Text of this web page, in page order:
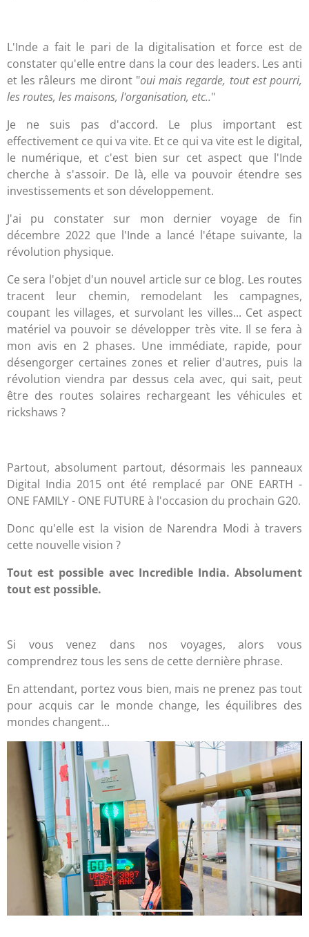
L'Inde a fait le pari de la digitalisation et force est de
constater qu'elle entre dans la cour des leaders. Les anti
et les râleurs me diront "oui mais regarde, tout est pourri,
les routes, les maisons, l'organisation, etc.."
Je ne suis pas d'accord. Le plus important est
effectivement ce qui va vite. Et ce qui va vite est le digital,
le numérique, et c'est bien sur cet aspect que l'Inde
cherche à s'assoir. De là, elle va pouvoir étendre ses
investissements et son développement.
J'ai pu constater sur mon dernier voyage de fin
décembre 2022 que l'Inde a lancé l'étape suivante, la
révolution physique.
Ce sera l'objet d'un nouvel article sur ce blog. Les routes
tracent leur chemin, remodelant les campagnes,
coupant les villages, et survolant les villes... Cet aspect
matériel va pouvoir se développer très vite. Il se fera à
mon avis en 2 phases. Une immédiate, rapide, pour
désengorger certaines zones et relier d'autres, puis la
révolution viendra par dessus cela avec, qui sait, peut
être des routes solaires rechargeant les véhicules et
rickshaws ?
Partout, absolument partout, désormais les panneaux
Digital India 2015 ont été remplacé par ONE EARTH -
ONE FAMILY - ONE FUTURE à l'occasion du prochain G20.
Donc qu'elle est la vision de Narendra Modi à travers
cette nouvelle vision ?
Tout est possible avec Incredible India. Absolument
tout est possible.
Si vous venez dans nos voyages, alors vous
comprendrez tous les sens de cette dernière phrase.
En attendant, portez vous bien, mais ne prenez pas tout
pour acquis car le monde change, les équilibres des
mondes changent...